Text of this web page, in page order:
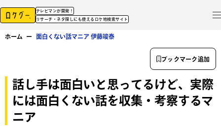
テレビマンが開発！
リサーチ・ネタ探しにも使えるロケ地検索サイト
ホーム ー 面白くない話マニア 伊藤竣泰
話し手は面白いと思ってるけど、実際
には面白くない話を収集・考察するマ
ニア
ブックマーク追加